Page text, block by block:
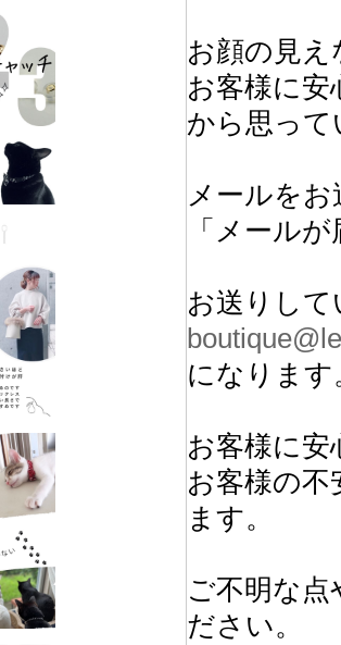
お顔の見
お客様に
から思って
メールを
「メール
お送りし
になります
お客様に
お客様の
ます。
ご不明な
ださい。